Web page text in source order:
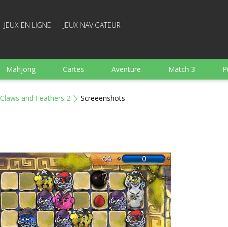
JEUX EN LIGNE JEUX NAVIGATEUR
Mahjong Cartes Aventure Match 3
Claws and Feathers 2 Screeenshots